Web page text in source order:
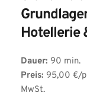
Hotellerie
Dauer: 90 min.
Preis: 95,00 €/
MwSt.